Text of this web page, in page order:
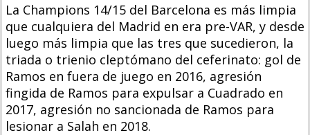
La Champions 14/15 del Barcelona es más limpia
que cualquiera del Madrid en era pre-VAR, y desde
luego más limpia que las tres que sucedieron, la
triada o trienio cleptómano del ceferinato: gol de
Ramos en fuera de juego en 2016, agresión
fingida de Ramos para expulsar a Cuadrado en
2017, agresión no sancionada de Ramos para
lesionar a Salah en 2018.